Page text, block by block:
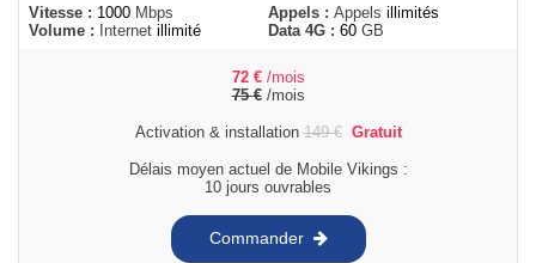
Vitesse : 1000 Mbps
Volume :
Internet illimité
Appels : Appels illimités
Data 4G : 60 GB
72 € /mois
75€/mois
Activation & installation149€ Gratuit
Délais moyen actuel de Mobile Vikings :
10 jours ouvrables
Commander